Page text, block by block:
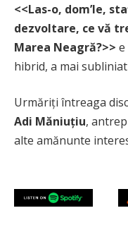
<<Las-o, dom’le,
dezvoltare, ce vă
Marea Neagră?>> e
hibrid, a mai
Urmăriți întreaga
Adi Măniuțiu,
alte amănunte